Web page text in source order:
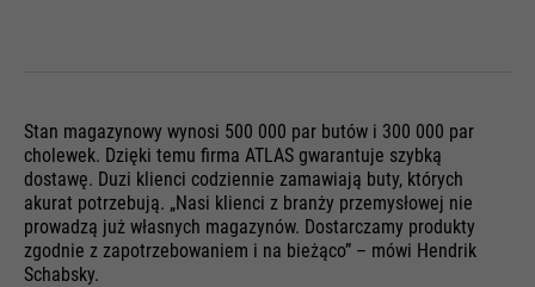
Stan magazynowy wynosi 500 000 par butów i 300 000 par
cholewek. Dzięki temu firma ATLAS gwarantuje szybką
dostawę. Duzi klienci codziennie zamawiają buty, których
akurat potrzebują. „Nasi klienci z branży przemysłowej nie
prowadzą już własnych magazynów. Dostarczamy produkty
zgodnie z zapotrzebowaniem i na bieżąco” – mówi Hendrik
Schabsky.